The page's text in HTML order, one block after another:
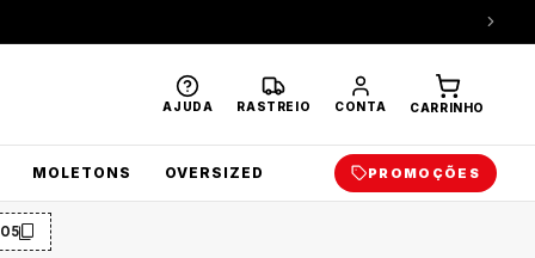
AJUDA RASTREIO CONTA CARRINHO
MOLETONS OVERSIZED PROMOÇÕES